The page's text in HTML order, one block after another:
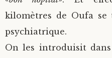
kilomètres de Oufa
psychiatrique.
On les introduisit